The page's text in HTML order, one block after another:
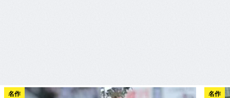
名作 名作